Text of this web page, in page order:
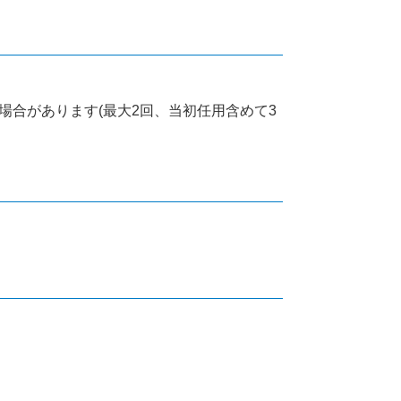
合があります(最大2回、当初任用含めて3